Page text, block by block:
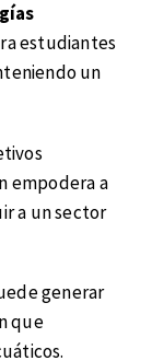
estudiantes
un
empodera a
a un sector
generar
que